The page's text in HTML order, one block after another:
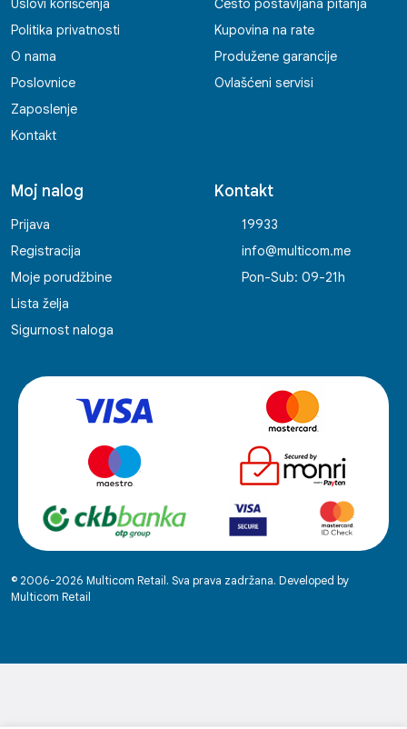
Uslovi korišćenja
Politika privatnosti
O nama
Poslovnice
Zaposlenje
Kontakt
Često postavljana pitanja
Kupovina na rate
Produžene garancije
Ovlašćeni servisi
Moj nalog
Prijava
Registracija
Moje porudžbine
Lista želja
Sigurnost naloga
Kontakt
19933
info@multicom.me
Pon-Sub: 09-21h
© 2006-2026 Multicom Retail. Sva prava zadržana. Developed by
Multicom Retail